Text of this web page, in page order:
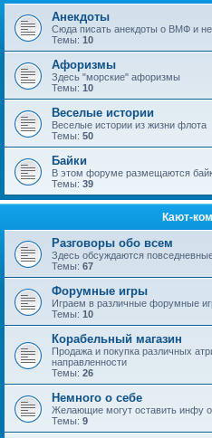
Анекдоты
Сюда писать анекдоты о ВМФ и не
Темы: 10
Афоризмы
Здесь "морские" афоризмы
Темы: 10
Веселые истории
Веселые истории из жизни флота
Темы: 50
Байки
В этом форуме размещаются
Темы: 39
Кают-
Разговоры обо всем
Здесь обсуждаются
Темы: 67
Форумные игры
Играем в различные форумные
Темы: 10
Корабельный магазин
Продажа и покупка различных
направленности
Темы: 26
Немного о себе
Желающие могут оставить инфу о
Темы: 9